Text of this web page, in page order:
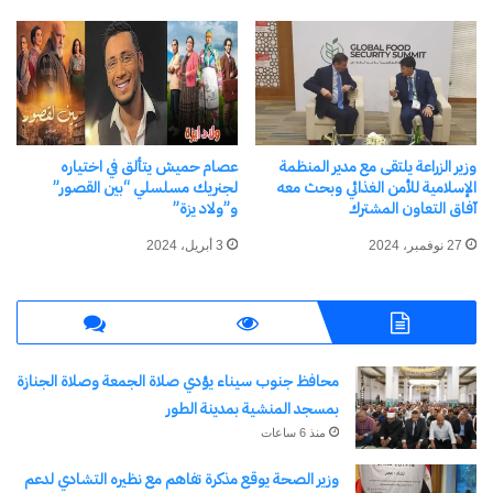
شارك هذا الموضوع:
فيس بوك
معجب بهذه:
توقيع 6 مذكرات تفاهم
المصرية والبنك الأوروبي لإعادة
القطاع الخاص لمشروعات
وزير الزراعة يلتقى مع مدير المنظمة
الإسلامية للأمن الغذائي وبحث معه
آفاق التعاون المشترك
27 نوفمبر، 2024
عصام حميش يتألق في اختياره
لجنريك مسلسلي “بين القصور”
و”ولاد يزة”
3 أبريل، 2024
محافظ جنوب سيناء يؤدي صلاة الجمعة وصلاة الجنازة
بمسجد المنشية بمدينة الطور
منذ 6 ساعات
وزير الصحة يوقع مذكرة تفاهم مع نظيره التشادي لدعم